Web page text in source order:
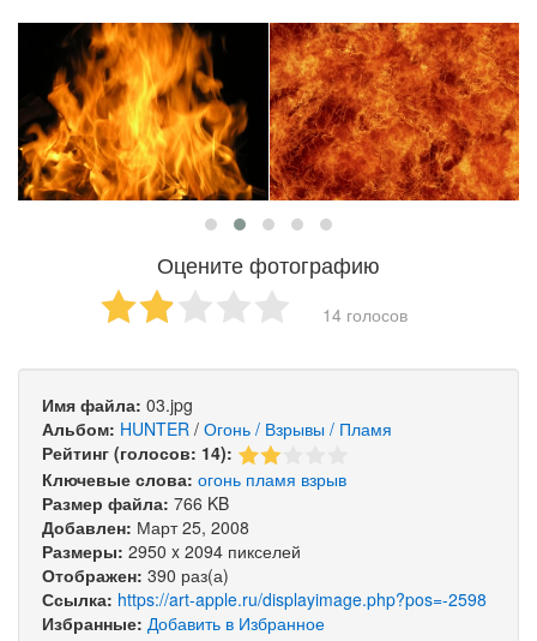
Оцените фотографию
14 голосов
Имя файла: 03.jpg
Альбом: HUNTER / Огонь / Взрывы / Пламя
Рейтинг (голосов: 14):
Ключевые слова: огонь пламя взрыв
Размер файла: 766 KB
Добавлен: Март 25, 2008
Размеры: 2950 x 2094 пикселей
Отображен: 390 раз(а)
Ссылка: https://art-apple.ru/displayimage.php?pos=-2598
Избранные: Добавить в Избранное